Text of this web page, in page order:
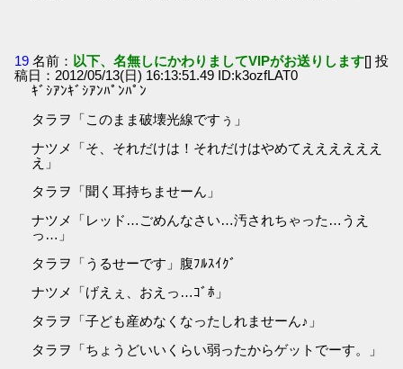
19 名前： 以下、名無しにかわりましてVIPがお送りします[] 投
稿日：2012/05/13(日) 16:13:51.49 ID:k3ozfLAT0
ｷﾞｼｱﾝｷﾞｼｱﾝﾊﾟﾝﾊﾟﾝ
タラヲ「このまま破壊光線ですぅ」
ナツメ「そ、それだけは！それだけはやめてええええええ
え」
タラヲ「聞く耳持ちませーん」
ナツメ「レッド…ごめんなさい…汚されちゃった…うえ
っ…」
タラヲ「うるせーです」腹ﾌﾙｽｲｸﾞ
ナツメ「げえぇ、おえっ…ｺﾞﾎ」
タラヲ「子ども産めなくなったしれませーん♪」
タラヲ「ちょうどいいくらい弱ったからゲットでーす。」